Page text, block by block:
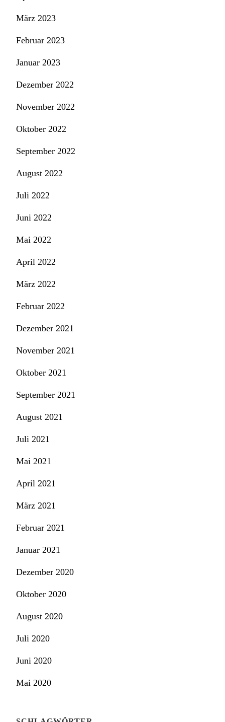
März 2023
Februar 2023
Januar 2023
Dezember 2022
November 2022
Oktober 2022
September 2022
August 2022
Juli 2022
Juni 2022
Mai 2022
April 2022
März 2022
Februar 2022
Dezember 2021
November 2021
Oktober 2021
September 2021
August 2021
Juli 2021
Mai 2021
April 2021
März 2021
Februar 2021
Januar 2021
Dezember 2020
Oktober 2020
August 2020
Juli 2020
Juni 2020
Mai 2020